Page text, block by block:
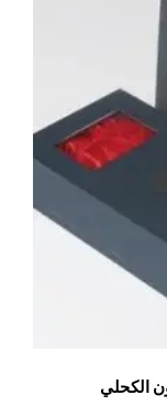
الكحلي